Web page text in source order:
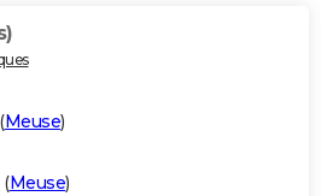
Meuse)
(Meuse)